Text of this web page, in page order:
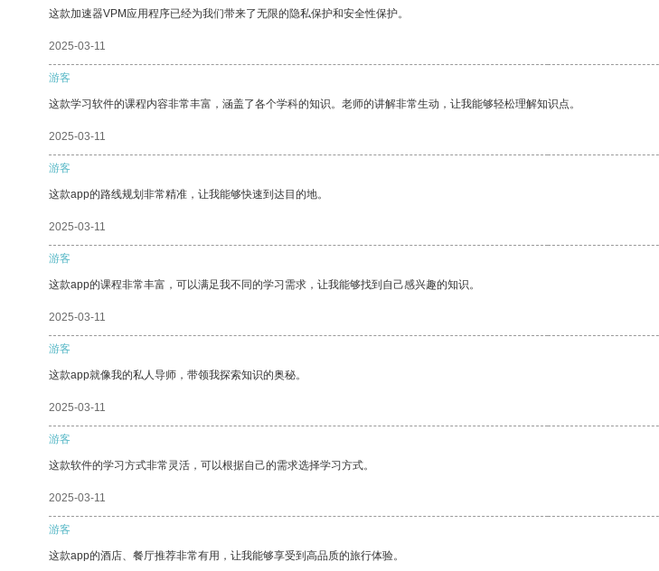
这款加速器VPM应用程序已经为我们带来了无限的隐私保护和安全性保护。
2025-03-11
游客
这款学习软件的课程内容非常丰富，涵盖了各个学科的知识。老师的讲解非常生动，让我能够轻松理解知识点。
2025-03-11
游客
这款app的路线规划非常精准，让我能够快速到达目的地。
2025-03-11
游客
这款app的课程非常丰富，可以满足我不同的学习需求，让我能够找到自己感兴趣的知识。
2025-03-11
游客
这款app就像我的私人导师，带领我探索知识的奥秘。
2025-03-11
游客
这款软件的学习方式非常灵活，可以根据自己的需求选择学习方式。
2025-03-11
游客
这款app的酒店、餐厅推荐非常有用，让我能够享受到高品质的旅行体验。